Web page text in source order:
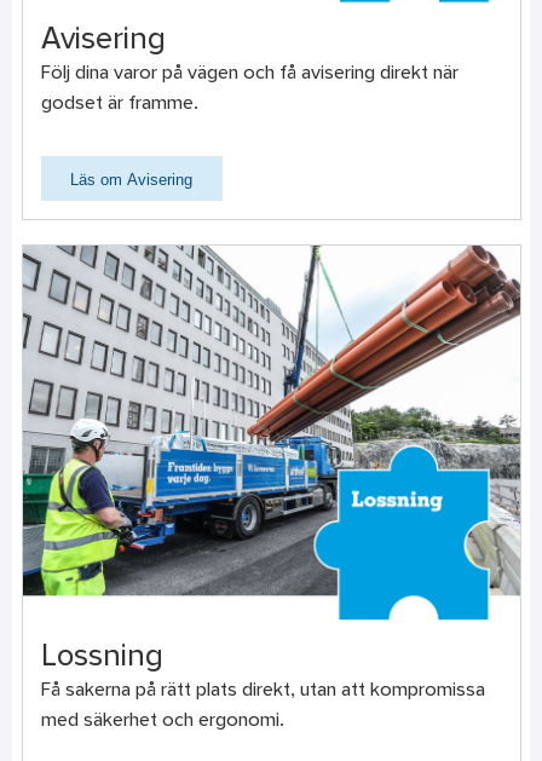
Avisering
Följ dina varor på vägen och få avisering direkt när
godset är framme.
Läs om Avisering
Lossning
Få sakerna på rätt plats direkt, utan att kompromissa
med säkerhet och ergonomi.